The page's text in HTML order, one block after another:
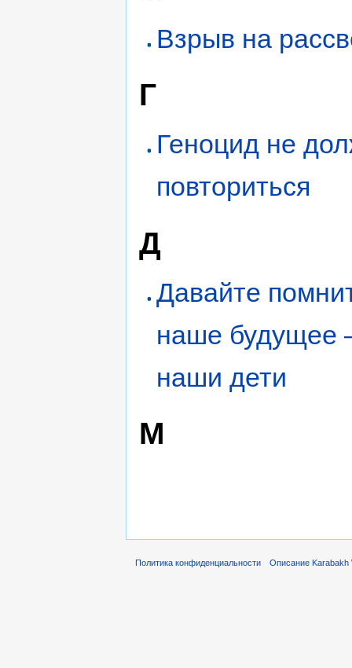
Взрыв на
Г
Геноцид не
повториться
Д
Давайте
наше
наши дети
М
Политика конфиденциальности Описание Karabakh